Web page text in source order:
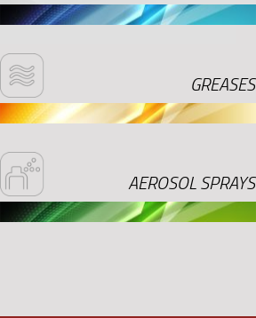
GREASES
AEROSOL SPRAYS